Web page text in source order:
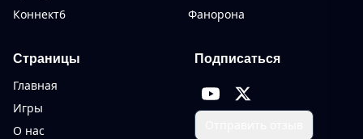
Коннект6
Фанорона
Страницы
Главная
Игры
О нас
Подписаться